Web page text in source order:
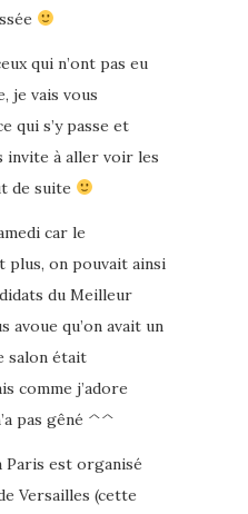
qui n’ont pas eu
je vais vous
qui s’y passe et
invite à aller voir les
de suite
car le
plus, on pouvait ainsi
du Meilleur
avoue qu’on avait un
salon était
comme j’adore
pas gêné ^^
Paris est organisé
Versailles (cette